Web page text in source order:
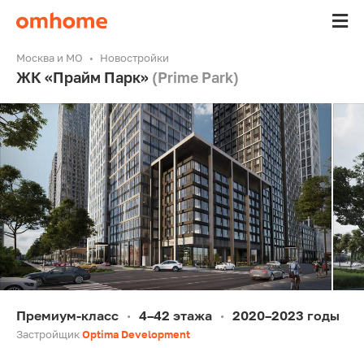
Москва и МО Новостройки
ЖК «Прайм Парк» (Prime Park)
Премиум-класс • 4–42 этажа • 2020–2023 годы
ЗастройщикOptima Development